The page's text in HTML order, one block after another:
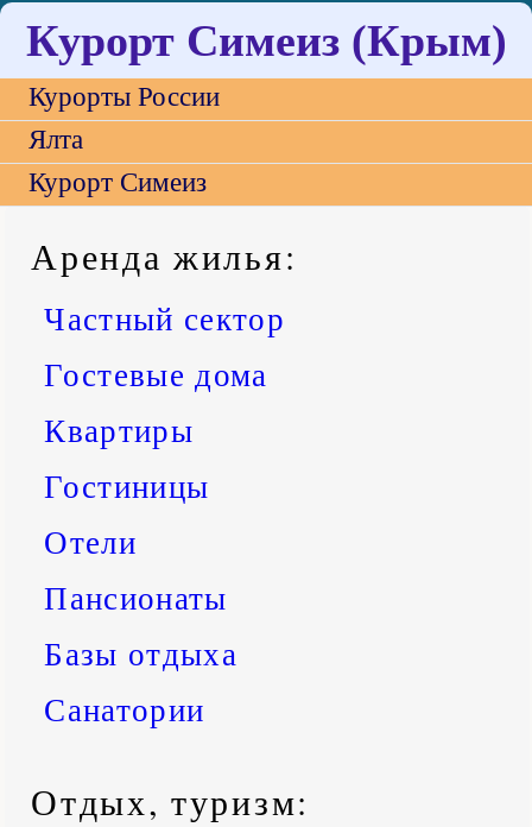
Курорт Симеиз (Крым)
Курорты России
Ялта
Курорт Симеиз
Аренда жилья:
Частный сектор
Гостевые дома
Квартиры
Гостиницы
Отели
Пансионаты
Базы отдыха
Санатории
Отдых, туризм: